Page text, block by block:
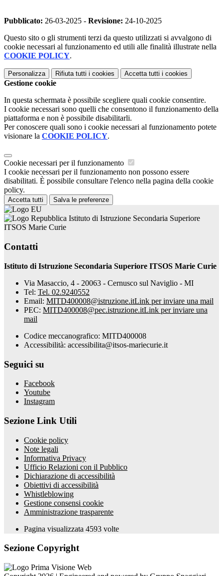
Pubblicato: 26-03-2025 - Revisione: 24-10-2025
Questo sito o gli strumenti terzi da questo utilizzati si avvalgono di
cookie necessari al funzionamento ed utili alle finalità illustrate nella
COOKIE POLICY.
Personalizza Rifiuta tutti i cookies Accetta tutti i cookies
Gestione cookie
In questa schermata è possibile scegliere quali cookie consentire.
I cookie necessari sono quelli che consentono il funzionamento della
piattaforma e non è possibile disabilitarli.
Per conoscere quali sono i cookie necessari al funzionamento potete
visionare la COOKIE POLICY.
Cookie necessari per il funzionamento
I cookie necessari per il funzionamento non possono essere
disabilitati. È possibile consultare l'elenco nella pagina della cookie
policy.
Accetta tutti Salva le preferenze
Istituto di Istruzione Secondaria Superiore
ITSOS Marie Curie
Contatti
Istituto di Istruzione Secondaria Superiore ITSOS Marie Curie
Via Masaccio, 4 - 20063 - Cernusco sul Naviglio - MI
Tel: Tel. 02.9240552
Email: MITD400008@istruzione.itLink per inviare una mail
PEC: MITD400008@pec.istruzione.itLink per inviare una
mail
Codice meccanografico: MITD400008
Accessibilità: accessibilita@itsos-mariecurie.it
Seguici su
Facebook
Youtube
Instagram
Sezione Link Utili
Cookie policy
Note legali
Informativa Privacy
Ufficio Relazioni con il Pubblico
Dichiarazione di accessibilità
Obiettivi di accessibilità
Whistleblowing
Gestione consensi cookie
Amministrazione trasparente
Pagina visualizzata 4593 volte
Sezione Copyright